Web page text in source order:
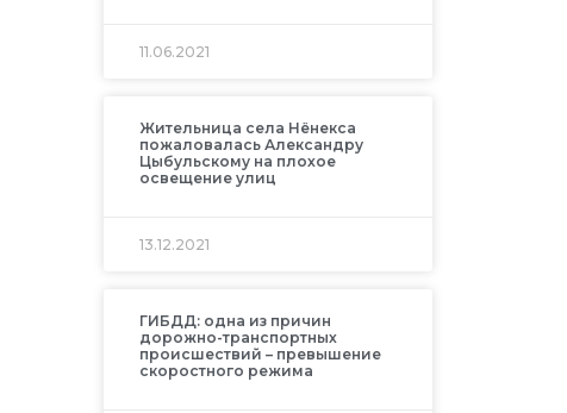
11.06.2021
Жительница села Нёнекса
пожаловалась Александру
Цыбульскому на плохое
освещение улиц
13.12.2021
ГИБДД: одна из причин
дорожно-транспортных
происшествий – превышение
скоростного режима